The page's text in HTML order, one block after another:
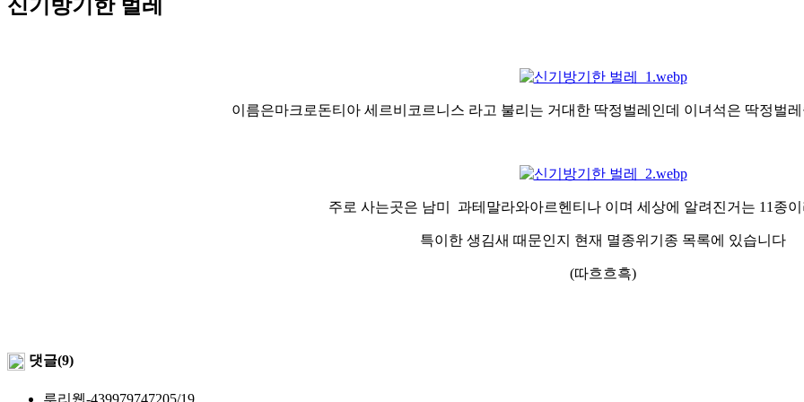
신기방기한 벌레
이름은마크로돈티아 세르비코르니스 라고 불리는 거대한 딱정벌레인데 이녀석은 딱정벌
주로 사는곳은 남미 과테말라와아르헨티나 이며 세상에 알려진거는 11종
특이한 생김새 때문인지 현재 멸종위기종 목록에 있습니다
(따흐흐흑)
댓글(9)
루리웹-439979747205/19